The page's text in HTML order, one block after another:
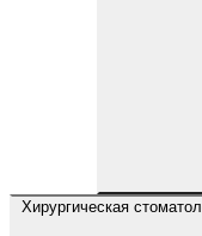
Хирургическая